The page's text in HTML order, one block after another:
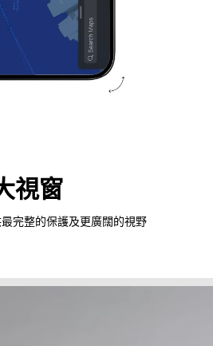
視窗
完整的保護及更廣闊的視野